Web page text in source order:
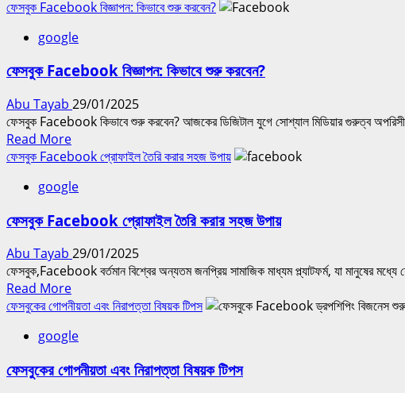
Story
Features
and
Uses
more
ফেসবুক
লাইভ
শেয়ার
করার
নতুন
উপায়
ফেসবুক Facebook বিজ্ঞাপন: কিভাবে শুরু করবেন?
google
ফেসবুক Facebook বিজ্ঞাপন: কিভাবে শুরু করবেন?
Abu Tayab 29/01/2025
ফেসবুক Facebook কিভাবে শুরু করবেন? আজকের ডিজিটাল যুগে সোশ্যাল মিডিয়ার গুরুত্ব
Read MoreRead
more
ফেসবুক
বিজ্ঞাপন:
শুরু
করবেন?
ফেসবুক Facebook প্রোফাইল তৈরি করার সহজ উপায়
google
ফেসবুক Facebook প্রোফাইল তৈরি করার সহজ উপায়
Abu Tayab 29/01/2025
ফেসবুক,Facebook বর্তমান বিশ্বের অন্যতম জনপ্রিয় সামাজিক মাধ্যম প্ল্যাটফর্ম, যা মানুষের
Read MoreRead
more
ফেসবুক
প্রোফাইল
ফেসবুকের গোপনীয়তা এবং নিরাপত্তা বিষয়ক টিপস
google
ফেসবুকের গোপনীয়তা এবং নিরাপত্তা বিষয়ক টিপস